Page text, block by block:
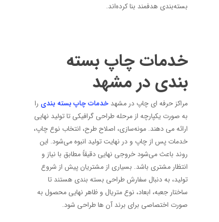
بسته‌بندی هدفمند بنا کرده‌اند.
خدمات چاپ بسته
بندی در مشهد
مراکز حرفه ای چاپ در مشهد خدمات چاپ بسته بندی را
به صورت یکپارچه از مرحله طراحی گرافیکی تا تولید نهایی
ارائه می دهند. مونه‌سازی، اصلاح طرح، انتخاب نوع چاپ،
خدمات پس از چاپ و در نهایت تولید انبوه می‌شود. این
روند باعث می‌شود خروجی نهایی دقیقاً مطابق با نیاز و
انتظار مشتری باشد. بسیاری از مشتریان پیش از شروع
تولید، به دنبال سفارش طراحی بسته بندی هستند تا
ساختار جعبه، ابعاد، نوع متریال و ظاهر نهایی محصول به
صورت اختصاصی برای برند آن ها طراحی شود.